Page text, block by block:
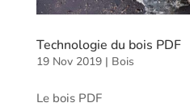
Technologie du bois PDF
19 Nov 2019| Bois
Le bois PDF